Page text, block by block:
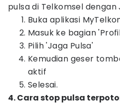
pulsa di Telkomsel dengan
Buka aplikasi
Masuk ke bagian
Pilih 'Jaga Pulsa'
Kemudian geser
aktif
Selesai.
4. Cara stop pulsa